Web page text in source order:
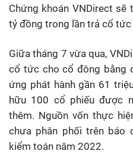
Chứng khoán VNDirect sẽ
tỷ đồng trong lần trả cổ tức
Giữa tháng 7 vừa qua,
cổ tức cho cổ đông bằng
ứng phát hành gần 61
hữu 100 cổ phiếu được
thêm. Nguồn vốn thực
chưa phân phối trên báo
kiểm toán năm 2022.